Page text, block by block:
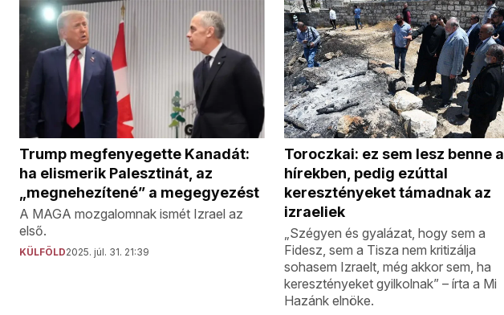
Trump megfenyegette Kanadát:
ha elismerik Palesztinát, az
„megnehezítené” a megegyezést
A MAGA mozgalomnak ismét Izrael az
első.
KÜLFÖLD2025. júl. 31. 21:39
Toroczkai: ez sem lesz benne a
hírekben, pedig ezúttal
keresztényeket támadnak az
izraeliek
„Szégyen és gyalázat, hogy sem a
Fidesz, sem a Tisza nem kritizálja
sohasem Izraelt, még akkor sem, ha
keresztényeket gyilkolnak” – írta a Mi
Hazánk elnöke.